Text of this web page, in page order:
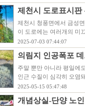
제천시 도로표시
제천시 청풍면에서 금성
이 도로에는 여러개의 미
2025-07-03 07:44:07
의림지 인공폭포
주말 뿐만 아니라 평일에
인근 수질이 심각히 오염
2025-05-15 05:47:48
개념상실-단양 노